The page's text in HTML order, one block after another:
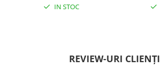
IN STOC
REVIEW-URI CLIENȚI